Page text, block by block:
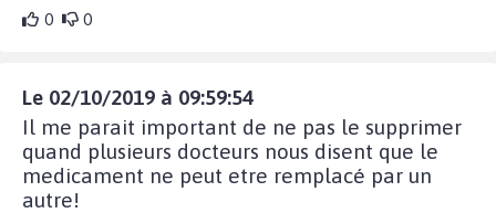
0 0
Le 02/10/2019 à 09:59:54
Il me parait important de ne pas le supprimer
quand plusieurs docteurs nous disent que le
medicament ne peut etre remplacé par un
autre!